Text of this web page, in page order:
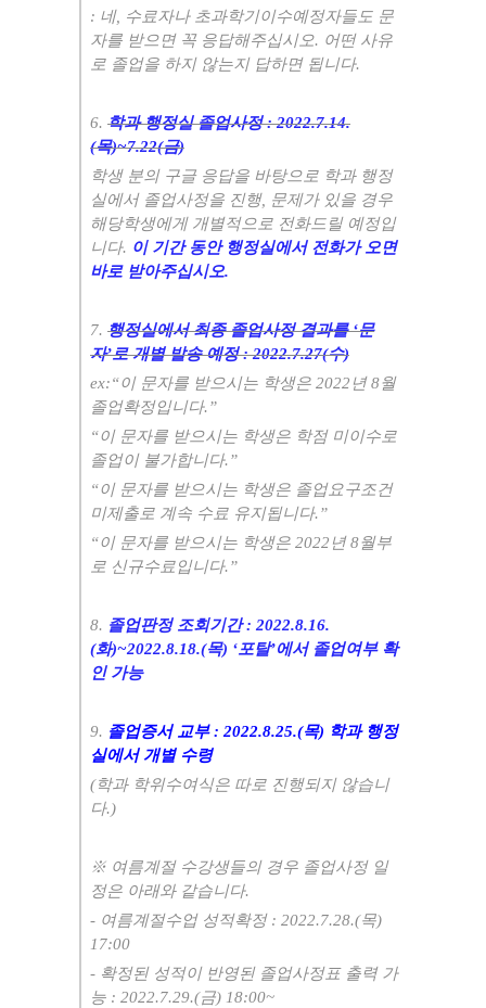
: 네, 수료자나 초과학기이수예정자들도 문
자를 받으면 꼭 응답해주십시오. 어떤 사유
로 졸업을 하지 않는지 답하면 됩니다.
6. 학과 행정실 졸업사정: 2022.7.14.
(목)~7.22(금)
학생 분의 구글 응답을 바탕으로 학과 행정
실에서 졸업사정을 진행, 문제가 있을 경우
해당학생에게 개별적으로 전화드릴 예정입
니다. 이 기간 동안 행정실에서 전화가 오면
바로 받아주십시오.
7. 행정실에서 최종 졸업사정 결과를‘문
자’로 개별 발송 예정: 2022.7.27(수)
ex:“이 문자를 받으시는 학생은 2022 년8월
졸업확정입니다.”
“이 문자를 받으시는 학생은 학점 미이수로
졸업이 불가합니다.”
“이 문자를 받으시는 학생은 졸업요구조건
미제출로 계속 수료 유지됩니다.”
“이 문자를 받으시는 학생은 2022 년8월부
로 신규수료입니다.”
8. 졸업판정 조회기간: 2022.8.16.
(화)~2022.8.18.(목) ‘포탈’에서 졸업여부 확
인 가능
9. 졸업증서 교부: 2022.8.25.(목) 학과 행정
실에서 개별 수령
(학과 학위수여식은 따로 진행되지 않습니
다.)
※ 여름계절 수강생들의 경우 졸업사정 일
정은 아래와 같습니다.
- 여름계절수업 성적확정 : 2022.7.28.(목)
17:00
- 확정된 성적이 반영된 졸업사정표 출력 가
능 : 2022.7.29.(금) 18:00~